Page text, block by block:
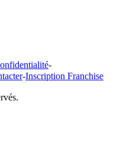
-
-Inscription Franchise